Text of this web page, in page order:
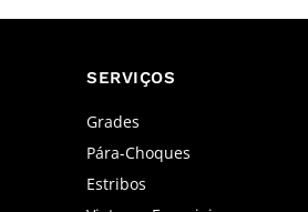
SERVIÇOS
Grades
Pára-Choques
Estribos